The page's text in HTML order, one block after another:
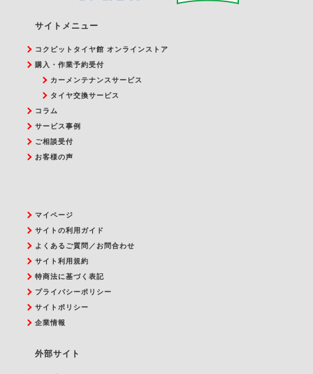
サイトメニュー
コクピットタイヤ館 オンラインストア
購入・作業予約受付
カーメンテナンスサービス
タイヤ交換サービス
コラム
サービス事例
ご相談受付
お客様の声
マイページ
サイトの利用ガイド
よくあるご質問／お問合わせ
サイト利用規約
特商法に基づく表記
プライバシーポリシー
サイトポリシー
企業情報
外部サイト